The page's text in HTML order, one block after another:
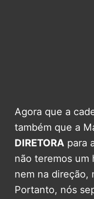
Agora que a
também que a
DIRETORA para
não teremos um
nem na direção,
Portanto, nós